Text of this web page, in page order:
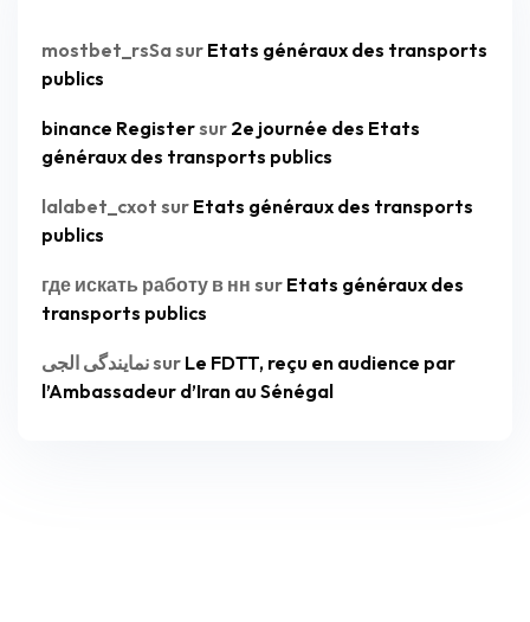
mostbet_rsSasur Etats généraux des transports
publics
binance Registersur 2e journée des Etats
généraux des transports publics
lalabet_cxot sur Etats généraux des transports
publics
где искать работу в нн sur Etats généraux des
transports publics
نمایندگی الجیsur Le FDTT, reçu en audience par
l’Ambassadeur d’Iran au Sénégal